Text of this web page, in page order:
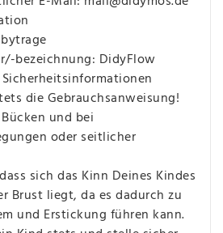
bezeichnung: DidyFlow
die Gebrauchsanweisung!
und bei
oder seitlicher
sich das Kinn Deines Kindes
Brust liegt, da es dadurch zu
und Erstickung führen kann.